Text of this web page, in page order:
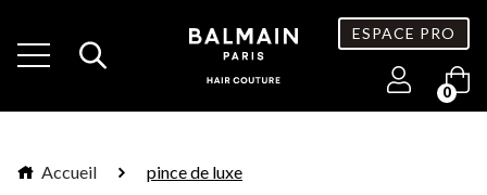
ESPACE PRO
0
Accueil pince de luxe